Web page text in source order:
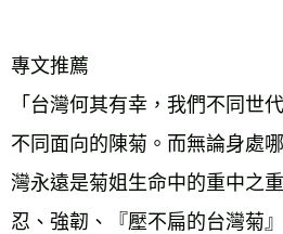
專文推薦
「台灣何其有幸，我們不同世
不同面向的陳菊。而無論身處
灣永遠是菊姐生命中的重中之
忍、強韌、『壓不扁的台灣菊